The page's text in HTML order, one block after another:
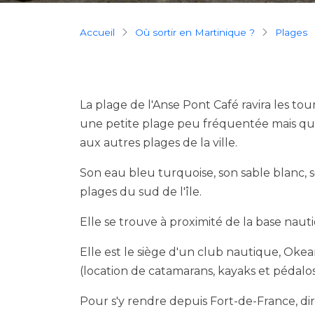
Breadcrumb
Accueil Où sortir en Martinique ? plages
La plage de l'Anse Pont Café ravira les
une petite plage peu fréquentée mais
aux autres plages de la ville.
Son eau bleu turquoise, son sable blanc,
plages du sud de l'île.
Elle se trouve à proximité de la base
Elle est le siège d'un club nautique,
(location de catamarans, kayaks et
Pour s'y rendre depuis Fort-de-France,